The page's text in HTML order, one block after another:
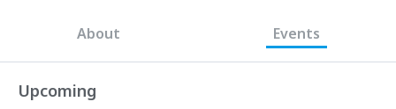
About Events
Upcoming